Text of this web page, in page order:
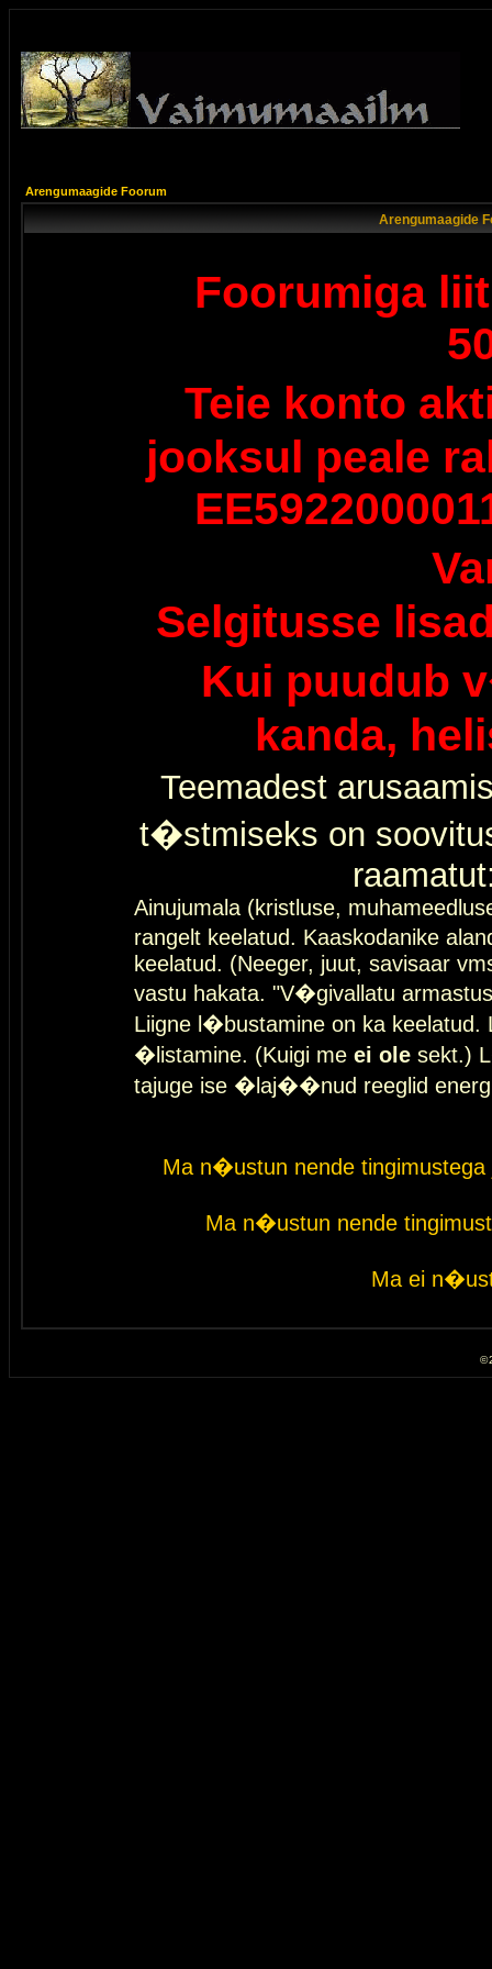
Arengumaagide Foorum
Arengumaagide
Foorumiga
Teie konto
jooksul peale
Selgitusse
Kui puudub
kanda,
Teemadest
t�stmiseks on
Ainujumala (kristluse,
rangelt keelatud. Kaaskodanike
keelatud. (Neeger, juut, savisaar
vastu hakata. "V�givallatu
Liigne l�bustamine on ka keelatud.
�listamine. (Kuigi me ei ole sekt.)
tajuge ise �laj��nud reeglid
Ma n�ustun nende
Ma n�ustun nende
Ma ei
©